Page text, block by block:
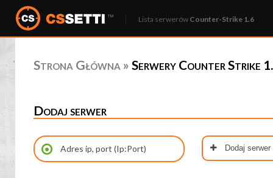
Lista serwerów Counter-Strike 1.6
Strona Główna » Serwery Counter Strike
Dodaj serwer
Dodaj serwer